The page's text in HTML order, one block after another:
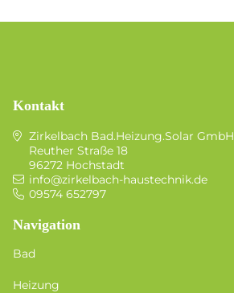
Kontakt
Zirkelbach Bad.Heizung.Solar GmbH
Reuther Straße 18
96272 Hochstadt
info@zirkelbach-haustechnik.de
09574 652797
Navigation
Bad
Heizung